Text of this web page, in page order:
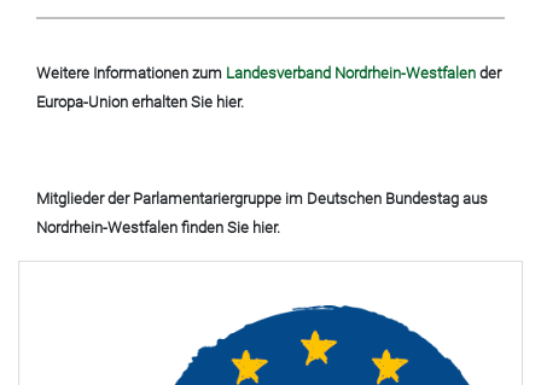
Weitere Informationen zum Landesverband Nordrhein-Westfalen der
Europa-Union erhalten Sie hier.
Mitglieder der Parlamentariergruppe im Deutschen Bundestag aus
Nordrhein-Westfalen finden Sie hier.